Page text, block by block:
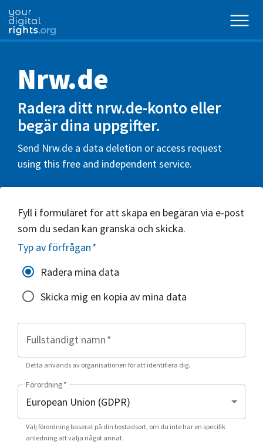
Nrw.de
Radera ditt nrw.de-konto eller
begär dina uppgifter.
Send Nrw.de a data deletion or access request
using this free and independent service.
Fyll i formuläret för att skapa en begäran via e-post
som du sedan kan granska och skicka.
Typ av förfrågan*
Radera mina data
Skicka mig en kopia av mina data
Fullständigt namn*
Detta används av organisationen för att identifiera dig.
Förordning*
Välj förordning baserat på din bostadsort, om du inte har en specifik
anledning att välja något annat.